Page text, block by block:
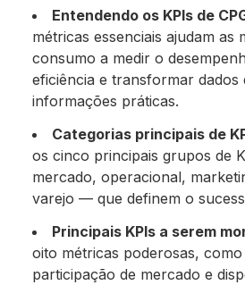
Entendendo os KPIs de
métricas essenciais ajudam as
consumo a medir o
eficiência e transformar dados
informações práticas.
Categorias principais de
os cinco principais grupos de
mercado, operacional,
varejo — que definem o
Principais KPIs a serem
oito métricas poderosas,
participação de mercado e